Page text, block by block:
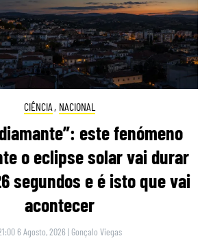
CIÊNCIA , NACIONAL
este fenómeno
o eclipse solar vai durar
segundos e é isto que vai
acontecer
6 Agosto, 2026 | Gonçalo Viegas